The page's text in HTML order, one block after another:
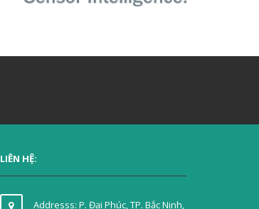
LIÊN HỆ:
Addresss: P. Đại Phúc, TP. Bắc Ninh,